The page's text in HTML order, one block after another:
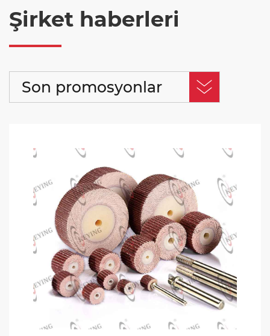
Şirket haberleri
Son promosyonlar